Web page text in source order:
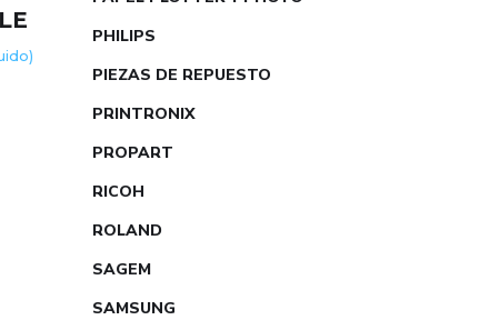
PHILIPS
PIEZAS DE REPUESTO
PRINTRONIX
PROPART
RICOH
ROLAND
SAGEM
SAMSUNG